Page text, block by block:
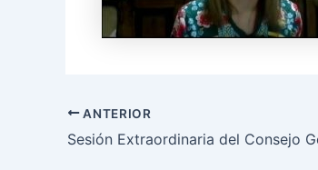
ANTERIOR